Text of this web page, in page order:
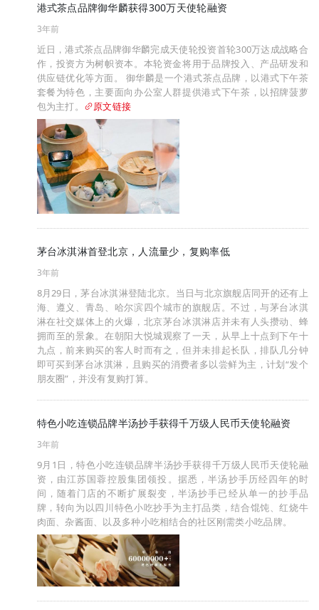
港式茶点品牌御华麟获得300万天使轮融资
3年前
近日，港式茶点品牌御华麟完成天使轮投资首轮300万达成战略合
作，投资方为树帜资本。本轮资金将用于品牌投入、产品研发和
供应链优化等方面。 御华麟是一个港式茶点品牌，以港式下午茶
套餐为特色，主要面向办公室人群提供港式下午茶，以招牌菠萝
包为主打。
原文链接
茅台冰淇淋首登北京，人流量少，复购率低
3年前
8月29日，茅台冰淇淋登陆北京。当日与北京旗舰店同开的还有上
海、遵义、青岛、哈尔滨四个城市的旗舰店。不过，与茅台冰淇
淋在社交媒体上的火爆，北京茅台冰淇淋店并未有人头攒动、蜂
拥而至的景象。在朝阳大悦城观察了一天，从早上十点到下午十
九点，前来购买的客人时而有之，但并未排起长队，排队几分钟
即可买到茅台冰淇淋，且购买的消费者多以尝鲜为主，计划“发个
朋友圈”，并没有复购打算。
特色小吃连锁品牌半汤抄手获得千万级人民币天使轮融资
3年前
9月1日，特色小吃连锁品牌半汤抄手获得千万级人民币天使轮融
资，由江苏国蓉控股集团领投。据悉，半汤抄手历经四年的时
间，随着门店的不断扩展裂变，半汤抄手已经从单一的抄手品
牌，转向为以四川特色小吃抄手为主打品类，结合馄饨、红烧牛
肉面、杂酱面、以及多种小吃相结合的社区刚需类小吃品牌。